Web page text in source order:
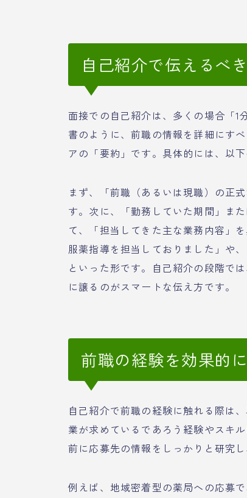
自己紹介で伝えるべ
面接での自己紹介は、多くの場合「
書のように、前職の情報を詳細にす
アの「要約」です。具体的には、以
まず、「前職（あるいは現職）の正
す。次に、「勤務していた期間」ま
て、「担当してきた主な業務内容」
服薬指導を担当しておりました」や
といった形です。自己紹介の段階で
に譲るのがスマートな伝え方です。
前職の経験を効果的
自己紹介で前職の経験に触れる際は
業が求めているであろう経験やスキ
前に応募先の情報をしっかりと研究
例えば、地域密着型の薬局への応募